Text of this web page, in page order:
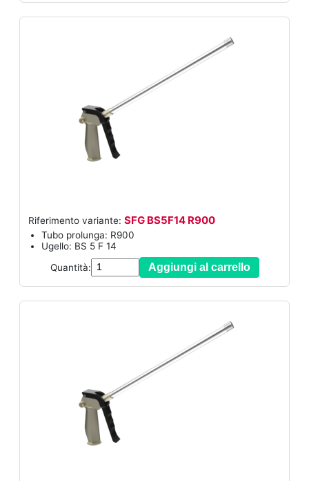
Riferimento variante: SFG BS5F14 R900
Tubo prolunga: R900
Ugello: BS 5 F 14
Quantità:
Aggiungi al carrello